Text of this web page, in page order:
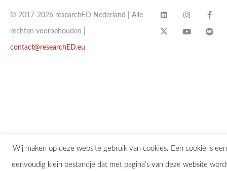
© 2017-2026 researchED Nederland | Alle
rechten voorbehouden |
contact@researchED.eu
Wij maken op deze website gebruik van cookies. Een cookie is een
eenvoudig klein bestandje dat met pagina’s van deze website